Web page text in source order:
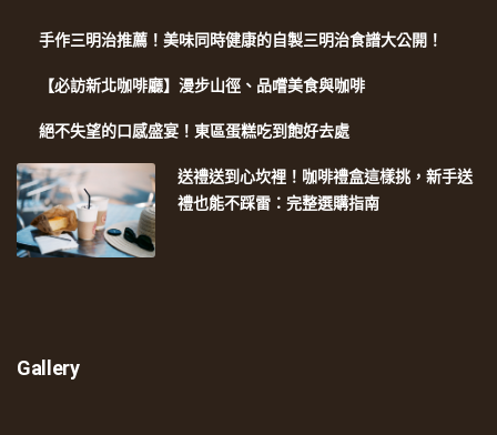
手作三明治推薦！美味同時健康的自製三明治食譜大公開！
【必訪新北咖啡廳】漫步山徑、品嚐美食與咖啡
絕不失望的口感盛宴！東區蛋糕吃到飽好去處
送禮送到心坎裡！咖啡禮盒這樣挑，新手送
禮也能不踩雷：完整選購指南
Gallery